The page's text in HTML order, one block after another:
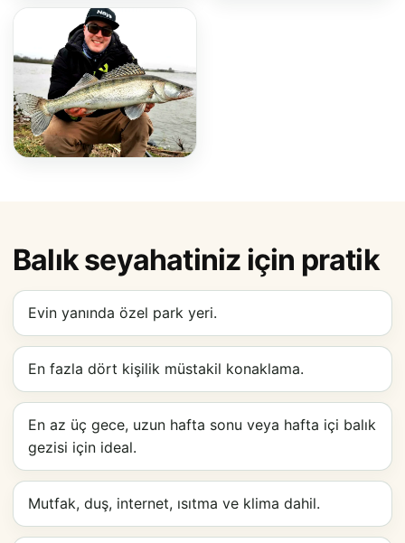
Balık seyahatiniz için pratik
Evin yanında özel park yeri.
En fazla dört kişilik müstakil konaklama.
En az üç gece, uzun hafta sonu veya hafta içi balık
gezisi için ideal.
Mutfak, duş, internet, ısıtma ve klima dahil.